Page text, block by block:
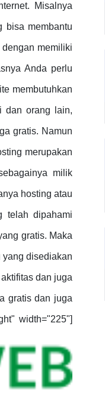
Misalnya
bisa membantu
memiliki
Anda perlu
membutuhkan
dan orang lain,
gratis. Namun
merupakan
milik
hosting atau
telah dipahami
gratis. Maka
yang disediakan
dan juga
gratis dan juga
width="225"]